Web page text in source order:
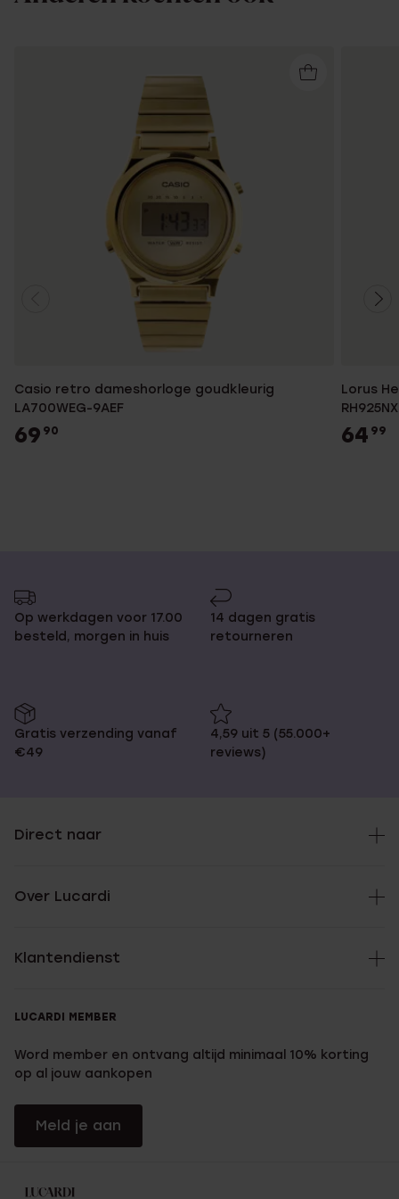
Casio retro dameshorloge goudkleurig
LA700WEG-9AEF
69 90
Lorus
64 99
Op werkdagen voor 17.00
besteld, morgen in huis
14 dagen gratis
retourneren
Gratis verzending vanaf
€49
4,59 uit 5 (55.000+
reviews)
Direct naar
Over Lucardi
Klantendienst
LUCARDI MEMBER
Word member en ontvang altijd minimaal 10% korting
op al jouw aankopen
Meld je aan